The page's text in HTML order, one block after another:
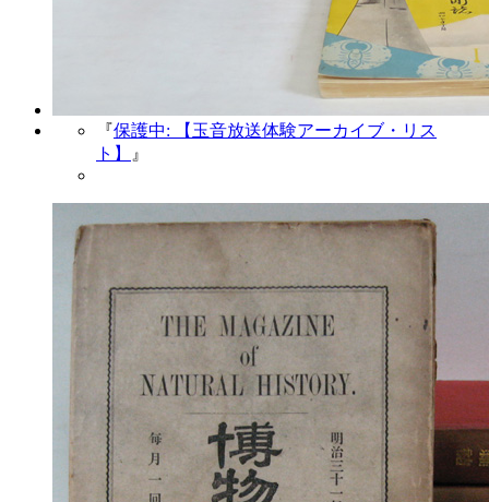
『保護中: 【玉音放送体験アーカイブ・リス
ト】
』